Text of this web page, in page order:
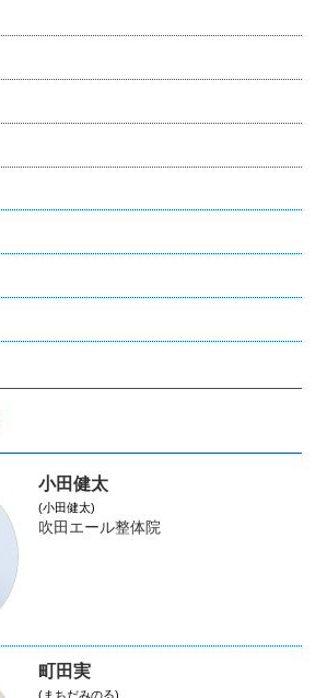
小田健太
(小田健太)
吹田エール整体院
町田実
(まちだみのる)